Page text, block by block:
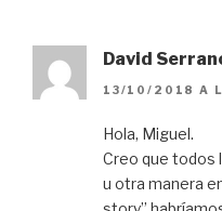
David
13/10/2018 A
Hola, Miguel.
Creo que todos
u otra manera